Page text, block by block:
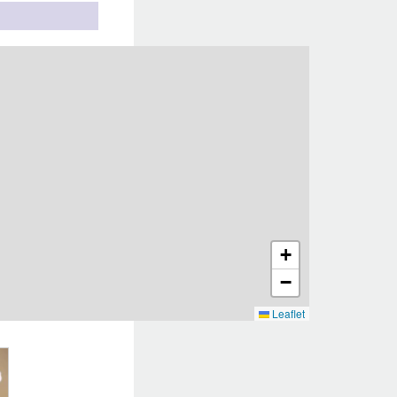
+
−
Leaflet